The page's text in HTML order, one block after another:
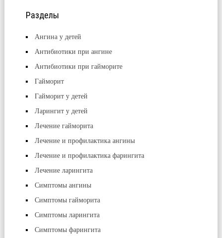
Разделы
Ангина у детей
Антибиотики при ангине
Антибиотики при гайморите
Гайморит
Гайморит у детей
Ларингит у детей
Лечение гайморита
Лечение и профилактика ангины
Лечение и профилактика фарингита
Лечение ларингита
Симптомы ангины
Симптомы гайморита
Симптомы ларингита
Симптомы фарингита